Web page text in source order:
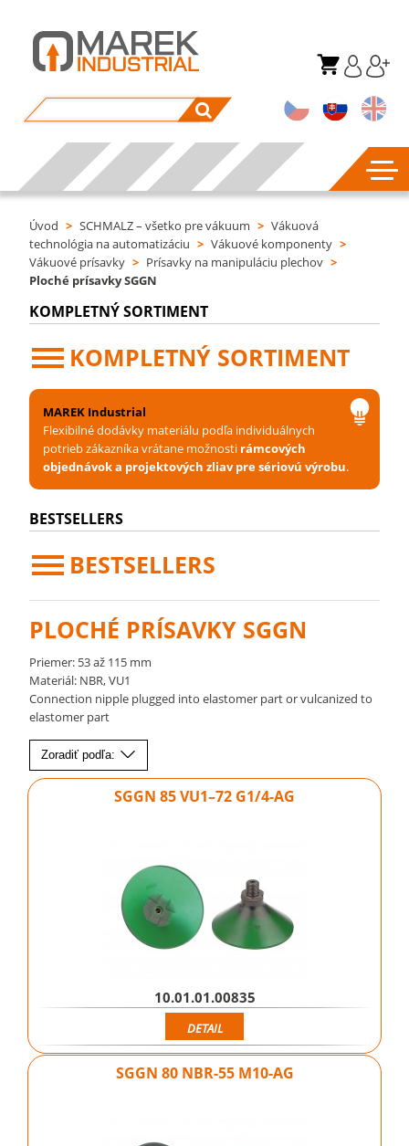
Úvod > SCHMALZ – všetko pre vákuum > Vákuová
technológia na automatizáciu > Vákuové komponenty >
Vákuové prísavky > Prísavky na manipuláciu plechov >
Ploché prísavky SGGN
KOMPLETNÝ SORTIMENT
KOMPLETNÝ SORTIMENT
MAREK Industrial
Flexibilné dodávky materiálu podľa individuálnych
potrieb zákazníka vrátane možnosti rámcových
objednávok a projektových zliav pre sériovú výrobu.
BESTSELLERS
BESTSELLERS
PLOCHÉ PRÍSAVKY SGGN
Priemer: 53 až 115 mm
Materiál: NBR, VU1
Connection nipple plugged into elastomer part or vulcanized to
elastomer part
Zoradiť podľa:
SGGN 85 VU1–72 G1/4-AG
10.01.01.00835
DETAIL
SGGN 80 NBR-55 M10-AG